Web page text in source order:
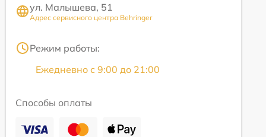
ул. Малышева, 51
Адрес сервисного центра Behringer
Режим работы:
Ежедневно с 9:00 до 21:00
Способы оплаты